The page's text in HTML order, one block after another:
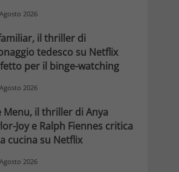
2026
il thriller di
tedesco su Netflix
per il binge-watching
2026
Menu, il thriller di Anya
Joy e Ralph Fiennes critica
cucina su Netflix
2026